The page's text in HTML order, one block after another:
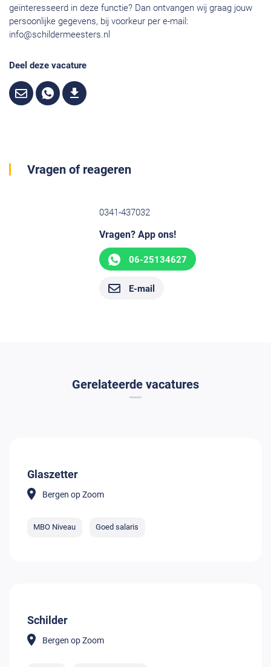
geïnteresseerd in deze functie? Dan ontvangen wij graag jouw
persoonlijke gegevens, bij voorkeur per e-mail:
info@schildermeesters.nl
Deel deze vacature
Vragen of reageren
0341-437032
Vragen? App ons!
06-25134627
E-mail
Gerelateerde vacatures
Glaszetter
Bergen op Zoom
MBO Niveau Goed salaris
Schilder
Bergen op Zoom